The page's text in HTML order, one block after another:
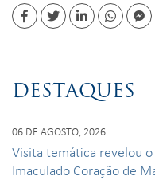
FacebookTwitterLinkedin
DESTAQUES
06 DE AGOSTO, 2026
Visita temática revelou
Imaculado Coração de